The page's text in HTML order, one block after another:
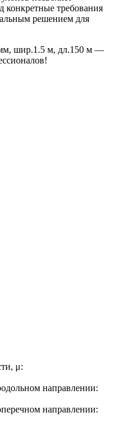
конкретные требования
решением для
шир.1.5 м, дл.150 м —
μ:
направлении:
направлении: